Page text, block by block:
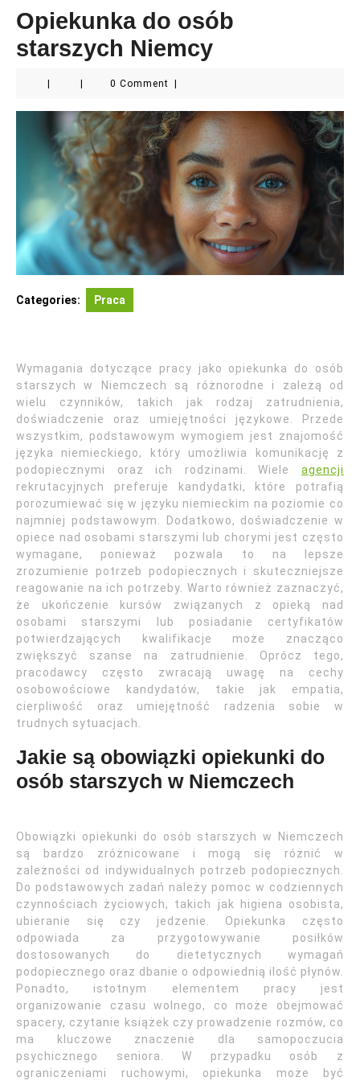
Opiekunka do osób
starszych Niemcy
0 Comment
Categories: Praca
Wymagania dotyczące pracy jako opiekunka do osób
starszych w Niemczech są różnorodne i zależą od
wielu czynników, takich jak rodzaj zatrudnienia,
doświadczenie oraz umiejętności językowe. Przede
wszystkim, podstawowym wymogiem jest znajomość
języka niemieckiego, który umożliwia komunikację z
podopiecznymi oraz ich rodzinami. Wiele agencji
rekrutacyjnych preferuje kandydatki, które potrafią
porozumiewać się w języku niemieckim na poziomie co
najmniej podstawowym. Dodatkowo, doświadczenie w
opiece nad osobami starszymi lub chorymi jest często
wymagane, ponieważ pozwala to na lepsze
zrozumienie potrzeb podopiecznych i skuteczniejsze
reagowanie na ich potrzeby. Warto również zaznaczyć,
że ukończenie kursów związanych z opieką nad
osobami starszymi lub posiadanie certyfikatów
potwierdzających kwalifikacje może znacząco
zwiększyć szanse na zatrudnienie. Oprócz tego,
pracodawcy często zwracają uwagę na cechy
osobowościowe kandydatów, takie jak empatia,
cierpliwość oraz umiejętność radzenia sobie w
trudnych sytuacjach.
Jakie są obowiązki opiekunki do
osób starszych w Niemczech
Obowiązki opiekunki do osób starszych w Niemczech
są bardzo zróżnicowane i mogą się różnić w
zależności od indywidualnych potrzeb podopiecznych.
Do podstawowych zadań należy pomoc w codziennych
czynnościach życiowych, takich jak higiena osobista,
ubieranie się czy jedzenie. Opiekunka często
odpowiada za przygotowywanie posiłków
dostosowanych do dietetycznych wymagań
podopiecznego oraz dbanie o odpowiednią ilość płynów.
Ponadto, istotnym elementem pracy jest
organizowanie czasu wolnego, co może obejmować
spacery, czytanie książek czy prowadzenie rozmów, co
ma kluczowe znaczenie dla samopoczucia
psychicznego seniora. W przypadku osób z
ograniczeniami ruchowymi, opiekunka może być